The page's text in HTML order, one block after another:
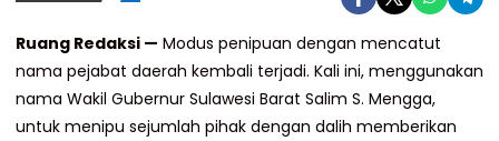
Ruang Redaksi — Modus penipuan dengan mencatut
nama pejabat daerah kembali terjadi. Kali ini, menggunakan
nama Wakil Gubernur Sulawesi Barat Salim S. Mengga,
untuk menipu sejumlah pihak dengan dalih memberikan